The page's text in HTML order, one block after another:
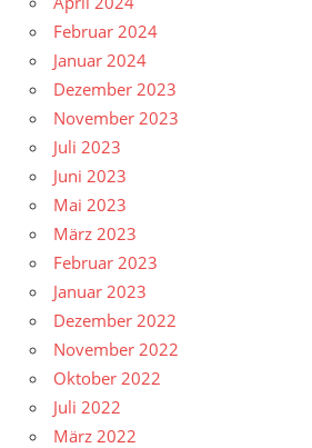
Februar 2024
Januar 2024
Dezember 2023
November 2023
Juli 2023
Juni 2023
Mai 2023
März 2023
Februar 2023
Januar 2023
Dezember 2022
November 2022
Oktober 2022
Juli 2022
März 2022